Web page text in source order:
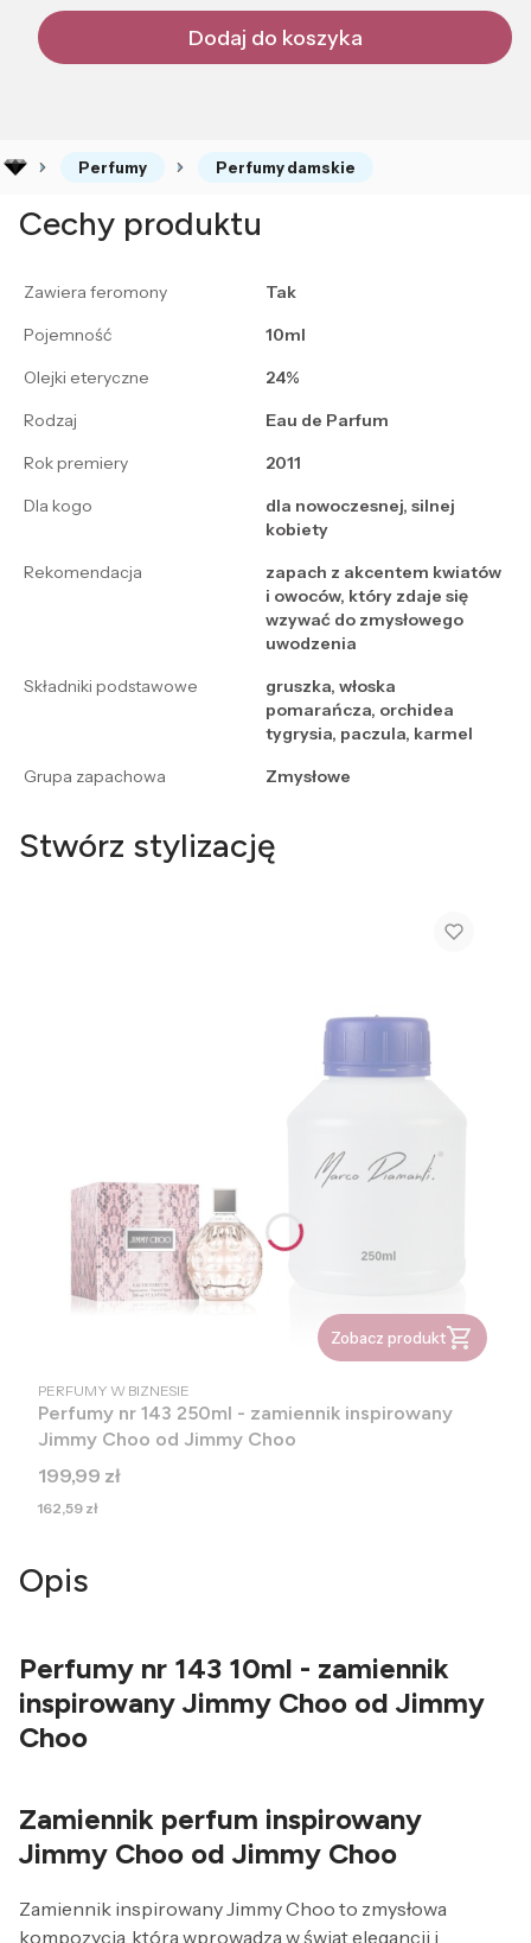
Dodaj do koszyka
Perfumy Perfumy damskie
Cechy produktu
Zawiera feromony
Tak
Pojemność
10ml
Olejki eteryczne
24%
Rodzaj
Eau de Parfum
Rok premiery
2011
Dla kogo
dla nowoczesnej, silnej
kobiety
Rekomendacja
zapach z akcentem kwiatów
i owoców, który zdaje się
wzywać do zmysłowego
uwodzenia
Składniki podstawowe
gruszka, włoska
pomarańcza, orchidea
tygrysia, paczula, karmel
Grupa zapachowa
Zmysłowe
Stwórz stylizację
Zobacz produkt
PRODUCENT
PERFUMY W BIZNESIE
Perfumy nr 143 250ml - zamiennik inspirowany
Jimmy Choo od Jimmy Choo
Cena
199,99 zł
Cena
162,59 zł
Opis
Perfumy nr 143 10ml - zamiennik
inspirowany Jimmy Choo od Jimmy
Choo
Zamiennik perfum inspirowany
Jimmy Choo od Jimmy Choo
Zamiennik inspirowany Jimmy Choo to zmysłowa
kompozycja, która wprowadza w świat elegancji i